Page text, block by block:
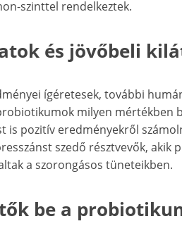
szinttel rendelkeztek.
és jövőbeli
ígéretesek, további
milyen mértékben
is pozitív eredményekről
szedő résztvevők, akik
a szorongásos tüneteikben.
be a